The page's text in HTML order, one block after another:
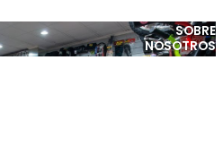
SOBRE
NOSOTROS